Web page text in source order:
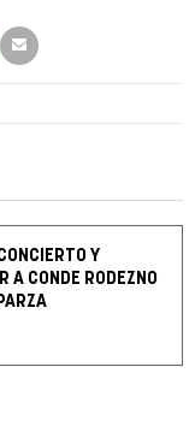
Y
A CONDE RODEZNO